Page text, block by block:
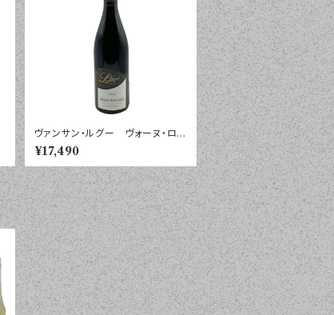
ヴァンサン・ルグー ヴォーヌ・ロマ
ネ ２０２２年 ７５０ｍｌ
¥17,490